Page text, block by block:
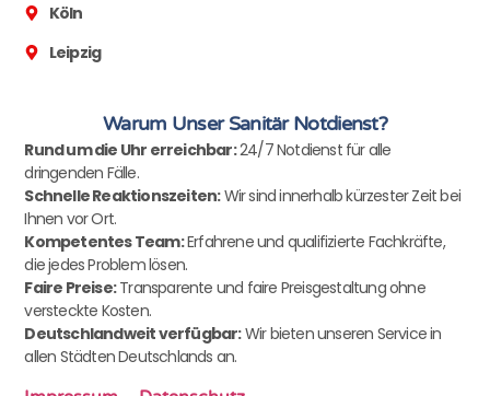
Köln
Leipzig
Warum Unser Sanitär Notdienst?
Rund um die Uhr erreichbar:24/7 Notdienst für alle
dringenden Fälle.
Schnelle Reaktionszeiten:Wir sind innerhalb kürzester Zeit bei
Ihnen vor Ort.
Kompetentes Team:Erfahrene und qualifizierte Fachkräfte,
die jedes Problem lösen.
Faire Preise:Transparente und faire Preisgestaltung ohne
versteckte Kosten.
Deutschlandweit verfügbar:Wir bieten unseren Service in
allen Städten Deutschlands an.